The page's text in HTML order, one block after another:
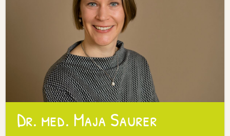
Dr. med. Maja Saurer